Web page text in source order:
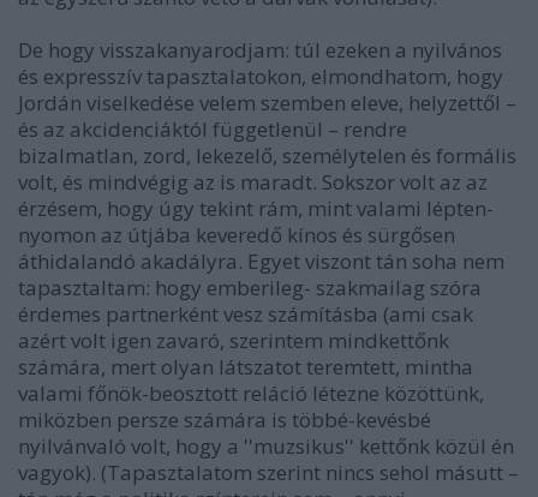
De hogy visszakanyarodjam: túl ezeken a nyilvános
és expresszív tapasztalatokon, elmondhatom, hogy
Jordán viselkedése velem szemben eleve, helyzettől –
és az akcidenciáktól függetlenül – rendre
bizalmatlan, zord, lekezelő, személytelen és formális
volt, és mindvégig az is maradt. Sokszor volt az az
érzésem, hogy úgy tekint rám, mint valami lépten-
nyomon az útjába keveredő kínos és sürgősen
áthidalandó akadályra. Egyet viszont tán soha nem
tapasztaltam: hogy emberileg- szakmailag szóra
érdemes partnerként vesz számításba (ami csak
azért volt igen zavaró, szerintem mindkettőnk
számára, mert olyan látszatot teremtett, mintha
valami főnök-beosztott reláció létezne közöttünk,
miközben persze számára is többé-kevésbé
nyilvánvaló volt, hogy a ''muzsikus'' kettőnk közül én
vagyok). (Tapasztalatom szerint nincs sehol másutt –